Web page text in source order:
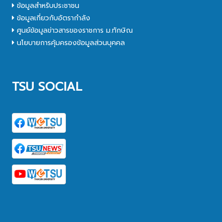
ข้อมูลสำหรับประชาชน
ข้อมูลเกี่ยวกับอัตรากำลัง
ศูนย์ข้อมูลข่าวสารของราชการ ม.ทักษิณ
นโยบายการคุ้มครองข้อมูลส่วนบุคคล
TSU SOCIAL